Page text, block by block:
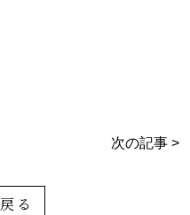
次の記事 >
る